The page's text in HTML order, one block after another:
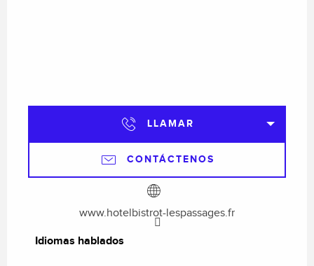
LLAMAR
CONTÁCTENOS
www.hotelbistrot-lespassages.fr
Idiomas hablados
Idiomas hablados